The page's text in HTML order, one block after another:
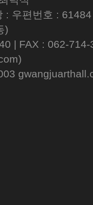
: 우편번호 :
)
| FAX : 062-